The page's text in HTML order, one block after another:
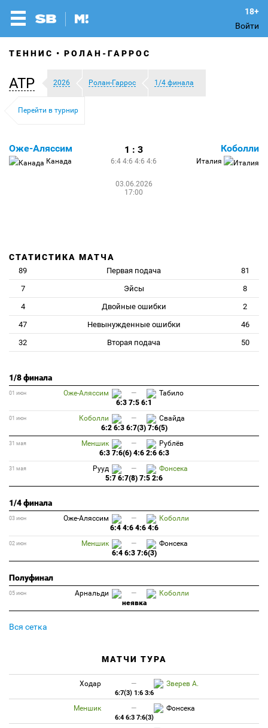
Войти
ТЕННИС РОЛАН-ГАРРОС
ATP 2026 Ролан-Гаррос 1/4 финала
Перейти в турнир
Оже-Аляссим
Канада
1 : 3
6:4 4:6 4:6 4:6
03.06.2026
17:00
Коболли
Италия
СТАТИСТИКА МАТЧА
89 Первая подача
81
7
Эйсы
8
4
Двойные ошибки
2
47
Невынужденные ошибки
46
32
Вторая подача 50
1/8 финала
01 июн Оже-Аляссим —
Табило
6:3 7:5 6:1
01 июн Коболли —
Свайда
6:2 6:3 6:7(3) 7:6(5)
31 мая Меншик —
Рублёв
6:3 7:6(6) 4:6 2:6 6:3
31 мая Рууд —
Фонсека
5:7 6:7(8) 7:5 2:6
1/4 финала
03 июн Оже-Аляссим —
Коболли
6:4 4:6 4:6 4:6
02 июн Меншик —
Фонсека
6:4 6:3 7:6(3)
Полуфинал
05 июн Арнальди —
Коболли
неявка
Вся сетка
МАТЧИ ТУРА
Ходар — Зверев А.
6:7(3) 1:6 3:6
Меншик — Фонсека
6:4 6:3 7:6(3)